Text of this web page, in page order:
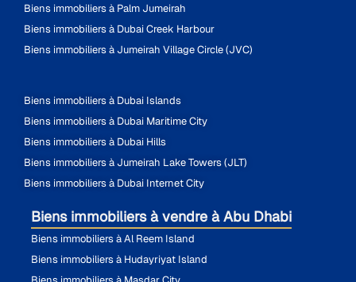
Biens immobiliers à Palm Jumeirah
Biens immobiliers à Dubai Creek Harbour
Biens immobiliers à Jumeirah Village Circle (JVC)
Biens immobiliers à Dubai Islands
Biens immobiliers à Dubai Maritime City
Biens immobiliers à Dubai Hills
Biens immobiliers à Jumeirah Lake Towers (JLT)
Biens immobiliers à Dubai Internet City
Biens immobiliers à vendre à Abu Dhabi
Biens immobiliers à Al Reem Island
Biens immobiliers à Hudayriyat Island